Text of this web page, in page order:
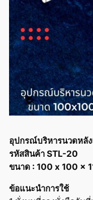
อุปกรณ์บริหารนวดหลั
รหัสสินค้า STL-20
ขนาด : 100 x 100 x
ข้อแนะนำการใช้